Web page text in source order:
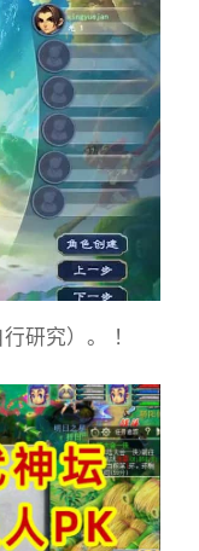
研究）。 ！